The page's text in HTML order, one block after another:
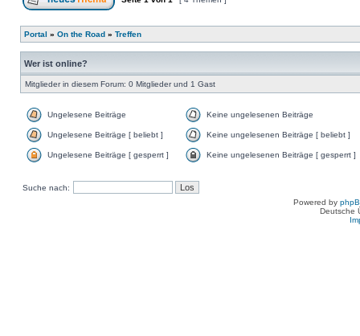
Portal » On the Road » Treffen
Wer ist online?
Mitglieder in diesem Forum: 0 Mitglieder und 1 Gast
Ungelesene Beiträge Keine ungelesenen Beiträge
Ungelesene Beiträge [ beliebt ] Keine ungelesenen Beiträge [ beliebt ]
Ungelesene Beiträge [ gesperrt ] Keine ungelesenen Beiträge [ gesperrt ]
Suche nach:
Powered by
Deutsche